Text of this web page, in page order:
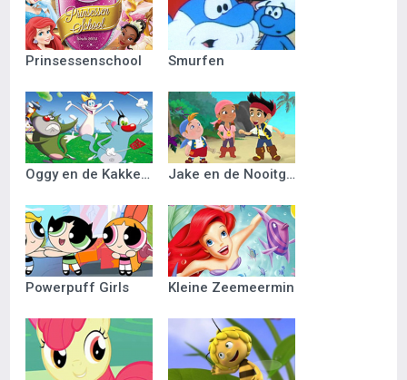
Prinsessenschool Smurfen
Oggy en de Kakkerlakken Jake en de Nooitgedacht Piraten
Powerpuff Girls Kleine Zeemeermin